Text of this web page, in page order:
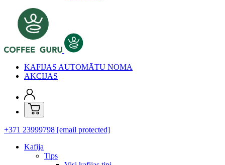
KAFIJAS AUTOMĀTU NOMA
AKCIJAS
+371 23999798 [email protected]
Kafija
Tips